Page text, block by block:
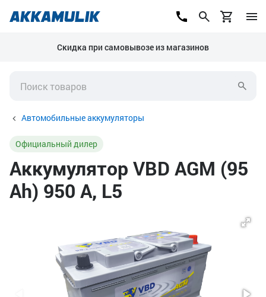
Скидка при самовывозе из магазинов
Автомобильные аккумуляторы
Официальный дилер
Аккумулятор VBD AGM (95
Ah) 950 А, L5